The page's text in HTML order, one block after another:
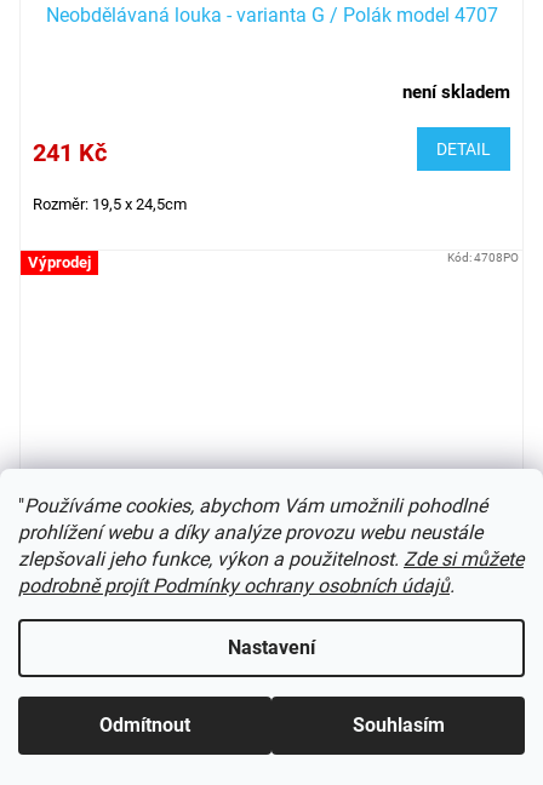
"Používáme cookies, abychom Vám umožnili pohodlné
prohlížení webu a díky analýze provozu webu neustále
zlepšovali jeho funkce, výkon a použitelnost. Zde si můžete
podrobně projít Podmínky ochrany osobních údajů.
Nastavení
Odmítnout Souhlasím
Neobdělávaná louka - varianta G / Polák model 4707
není skladem
241 Kč DETAIL
Rozměr: 19,5 x 24,5cm
Výprodej
Neobdělávaná louka - varianta H / Polák model 4708
není skladem
Kód:4708PO